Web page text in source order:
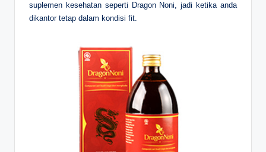
suplemen kesehatan seperti Dragon Noni, jadi ketika anda
dikantor tetap dalam kondisi fit.